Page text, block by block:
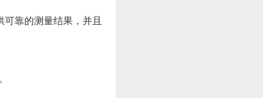
靠的测量结果，并且